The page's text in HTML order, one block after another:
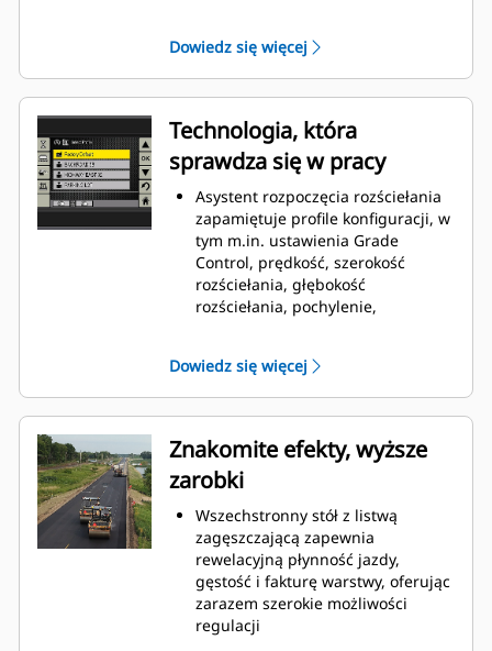
wpływają na wydajność
Dowiedz się więcej
Technologia, która
sprawdza się w pracy
Asystent rozpoczęcia rozściełania
zapamiętuje profile konfiguracji, w
tym m.in. ustawienia Grade
Control, prędkość, szerokość
rozściełania, głębokość
rozściełania, pochylenie,
Czujnik poziomu w leju
(opcjonalny) ze wskazaniem
temperatury pozwala operatorowi
kontrolować wysokość materiału i
temperatury dostarczania;
wskaźniki są umieszczone na
każdym wyświetlaczu w ciągniku
System nagrzewania stołu
wykrywa objawy usterki elementów
i pomaga uniknąć ich zbędnej
wymiany
Opcja Cat® Grade Control jest
wbudowana w ciągniku i
Dowiedz się więcej
Znakomite efekty, wyższe
zarobki
Wszechstronny stół z listwą
zagęszczającą zapewnia
rewelacyjną płynność jazdy,
gęstość i fakturę warstwy, oferując
zarazem szerokie możliwości
regulacji